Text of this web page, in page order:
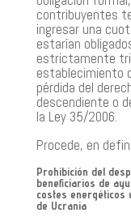
contribuyentes
ingresar una
estarían
estrictamente
establecimiento
pérdida del
descendiente o
la Ley 35/2006.
Procede, en
Prohibición del
beneficiarios de
costes energéticos
de Ucrania